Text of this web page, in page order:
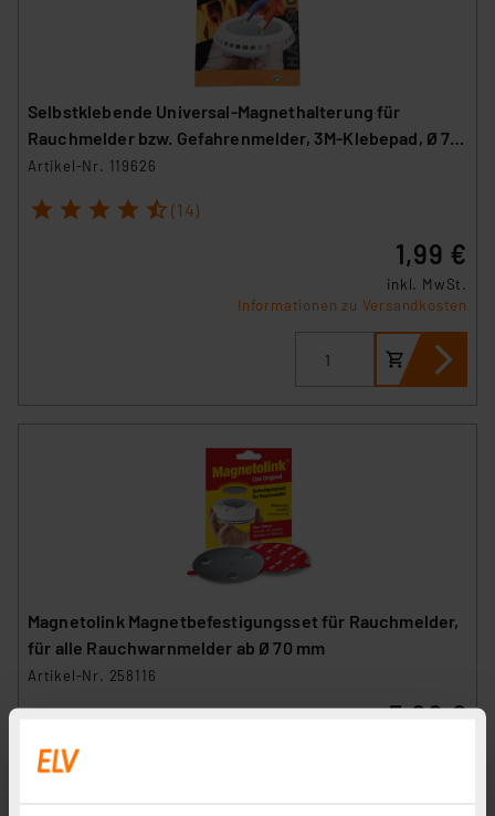
Selbstklebende Universal-Magnethalterung für
Rauchmelder bzw. Gefahrenmelder, 3M-Klebepad, Ø 70
mm
Artikel-Nr. 119626
1 2 3 4 5 (14)
1,99 €
inkl. MwSt.
Informationen zu Versandkosten
Magnetolink Magnetbefestigungsset für Rauchmelder,
für alle Rauchwarnmelder ab Ø 70 mm
Artikel-Nr. 258116
5,00 €